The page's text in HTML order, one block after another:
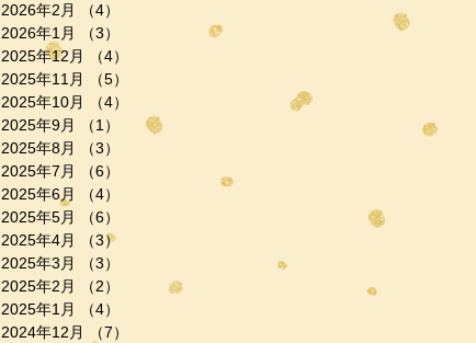
2026年2月
（4）
2026年1月
（3）
2025年12月
（4）
2025年11月
（5）
2025年10月
（4）
2025年9月
（1）
1件の記事
2025年8月
（3）
2025年7月
（6）
2025年6月
（4）
2025年5月
（6）
2025年4月
（3）
2025年3月
（3）
2025年2月
（2）
2件の記事
2025年1月
（4）
2024年12月
（7）